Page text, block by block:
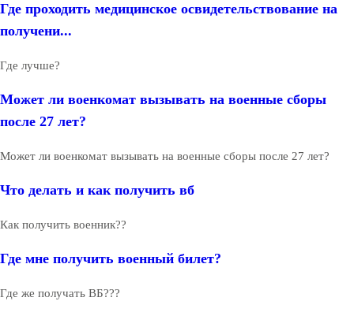
Где проходить медицинское освидетельствование на
получени...
Где лучше?
Может ли военкомат вызывать на военные сборы
после 27 лет?
Может ли военкомат вызывать на военные сборы после 27 лет?
Что делать и как получить вб
Как получить военник??
Где мне получить военный билет?
Где же получать ВБ???